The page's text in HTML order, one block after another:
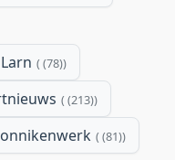
(78)
(213)
(81)